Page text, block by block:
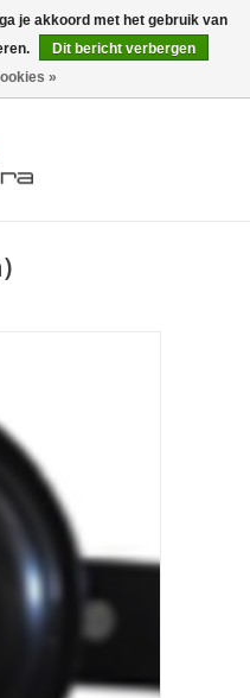
0 Artikelen - €0,00
je akkoord met het gebruik van
Dit bericht verbergen
»